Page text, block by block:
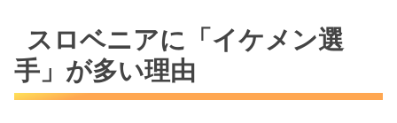
スロベニアに「イケメン選
手」が多い理由